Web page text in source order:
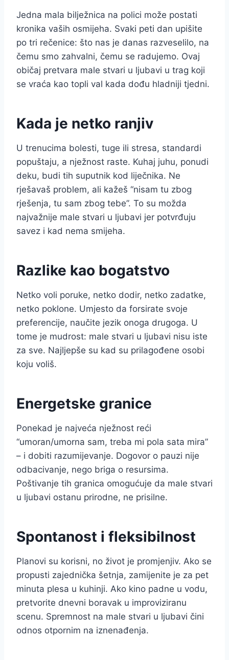
Jedna mala bilježnica na polici može postati
kronika vaših osmijeha. Svaki peti dan upišite
po tri rečenice: što nas je danas razveselilo, na
čemu smo zahvalni, čemu se radujemo. Ovaj
običaj pretvara male stvari u ljubavi u trag koji
se vraća kao topli val kada dođu hladniji tjedni.
Kada je netko ranjiv
U trenucima bolesti, tuge ili stresa, standardi
popuštaju, a nježnost raste. Kuhaj juhu, ponudi
deku, budi tih suputnik kod liječnika. Ne
rješavaš problem, ali kažeš “nisam tu zbog
rješenja, tu sam zbog tebe”. To su možda
najvažnije male stvari u ljubavi jer potvrđuju
savez i kad nema smijeha.
Razlike kao bogatstvo
Netko voli poruke, netko dodir, netko zadatke,
netko poklone. Umjesto da forsirate svoje
preferencije, naučite jezik onoga drugoga. U
tome je mudrost: male stvari u ljubavi nisu iste
za sve. Najljepše su kad su prilagođene osobi
koju voliš.
Energetske granice
Ponekad je najveća nježnost reći
“umoran/umorna sam, treba mi pola sata mira”
– i dobiti razumijevanje. Dogovor o pauzi nije
odbacivanje, nego briga o resursima.
Poštivanje tih granica omogućuje da male stvari
u ljubavi ostanu prirodne, ne prisilne.
Spontanost i fleksibilnost
Planovi su korisni, no život je promjenjiv. Ako se
propusti zajednička šetnja, zamijenite je za pet
minuta plesa u kuhinji. Ako kino padne u vodu,
pretvorite dnevni boravak u improviziranu
scenu. Spremnost na male stvari u ljubavi čini
odnos otpornim na iznenađenja.